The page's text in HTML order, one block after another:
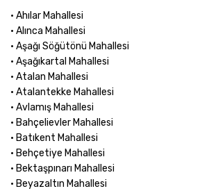
• Ahılar Mahallesi
• Alınca Mahallesi
• Aşağı Söğütönü Mahallesi
• Aşağıkartal Mahallesi
• Atalan Mahallesi
• Atalantekke Mahallesi
• Avlamış Mahallesi
• Bahçelievler Mahallesi
• Batıkent Mahallesi
• Behçetiye Mahallesi
• Bektaşpınarı Mahallesi
• Beyazaltın Mahallesi